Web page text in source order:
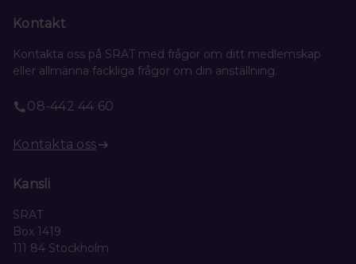
Kontakt
Kontakta oss på SRAT med frågor om ditt medlemskap
eller allmänna fackliga frågor om din anställning.
08-442 44 60
Kontakta oss
Kansli
SRAT
Box 1419
111 84 Stockholm